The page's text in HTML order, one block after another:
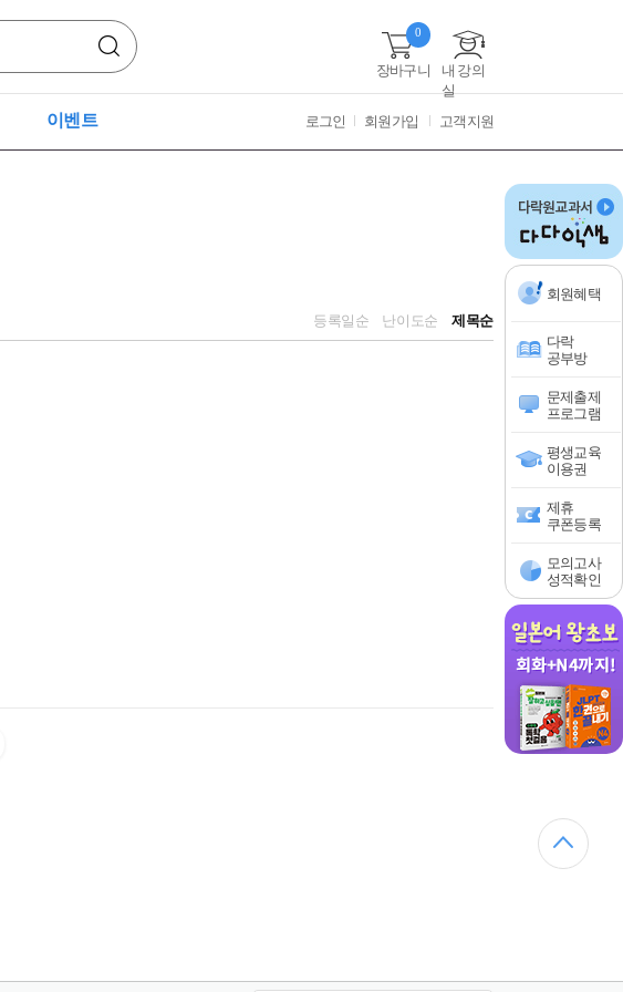
장바구니
0
내 강의
실
이벤트 로그인 회원가입 고객지원
회원혜택
다락
공부방
문제출제
프로그램
평생교육
이용권
제휴
쿠폰등록
모의고사
성적확인
등록일순 난이도순 제목순